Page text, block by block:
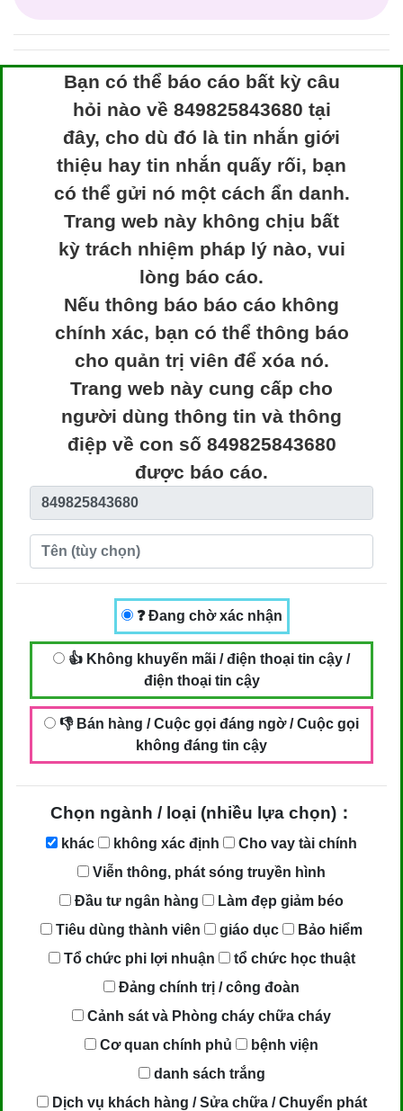
Bạn có thể báo cáo bất kỳ câu
hỏi nào về 849825843680 tại
đây, cho dù đó là tin nhắn giới
thiệu hay tin nhắn quấy rối, bạn
có thể gửi nó một cách ẩn danh.
Trang web này không chịu bất
kỳ trách nhiệm pháp lý nào, vui
lòng báo cáo.
Nếu thông báo báo cáo không
chính xác, bạn có thể thông báo
cho quản trị viên để xóa nó.
Trang web này cung cấp cho
người dùng thông tin và thông
điệp về con số 849825843680
được báo cáo.
❓ Đang chờ xác nhận
👍 Không khuyến mãi / điện thoại tin cậy /
điện thoại tin cậy
👎 Bán hàng / Cuộc gọi đáng ngờ / Cuộc gọi
không đáng tin cậy
Chọn ngành / loại (nhiều lựa chọn)：
khác không xác định
Cho vay tài chính
Viễn thông, phát sóng truyền hình
Đầu tư ngân hàng
Làm đẹp giảm béo
Tiêu dùng thành viên
giáo dục
Bảo hiểm
Tổ chức phi lợi nhuận
tổ chức học thuật
Đảng chính trị / công đoàn
Cảnh sát và Phòng cháy chữa cháy
Cơ quan chính phủ
bệnh viện
danh sách trắng
Dịch vụ khách hàng / Sửa chữa / Chuyển phát